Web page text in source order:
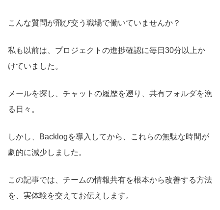
こんな質問が飛び交う職場で働いていませんか？
私も以前は、プロジェクトの進捗確認に毎日30分以上か
けていました。
メールを探し、チャットの履歴を遡り、共有フォルダを漁
る日々。
しかし、Backlogを導入してから、これらの無駄な時間が
劇的に減少しました。
この記事では、チームの情報共有を根本から改善する方法
を、実体験を交えてお伝えします。